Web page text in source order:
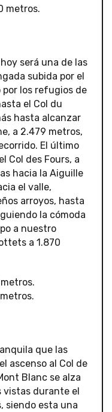
metros.
será una de las
subida por el
por los refugios de
el Col du
hasta alcanzar
a 2.479 metros,
El último
Col des Fours, a
hacia la Aiguille
el valle,
arroyos, hasta
la cómoda
a nuestro
a 1.870
que las
ascenso al Col de
Blanc se alza
vistas durante el
siendo esta una